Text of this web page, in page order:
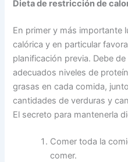
Dieta de restricción de
En primer y más importante
calórica y en particular
planificación previa. Debe
adecuados niveles de
grasas en cada comida,
cantidades de verduras y
El secreto para mantenerla
Comer toda la
comer.